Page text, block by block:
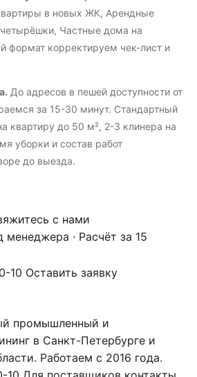
в новых ЖК, Арендные
Частные дома на
формат корректируем чек-лист и
До адресов в пешей доступности от
за 15-30 минут. Стандартный
квартиру до 50 м², 2-3 клинера на
уборки и состав работ
до выезда.
с нами
менеджера · Расчёт за 15
10 Оставить заявку
промышленный и
в Санкт-Петербурге и
Работаем с 2016 года.